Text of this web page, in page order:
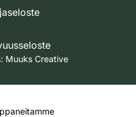
Muuks Creative